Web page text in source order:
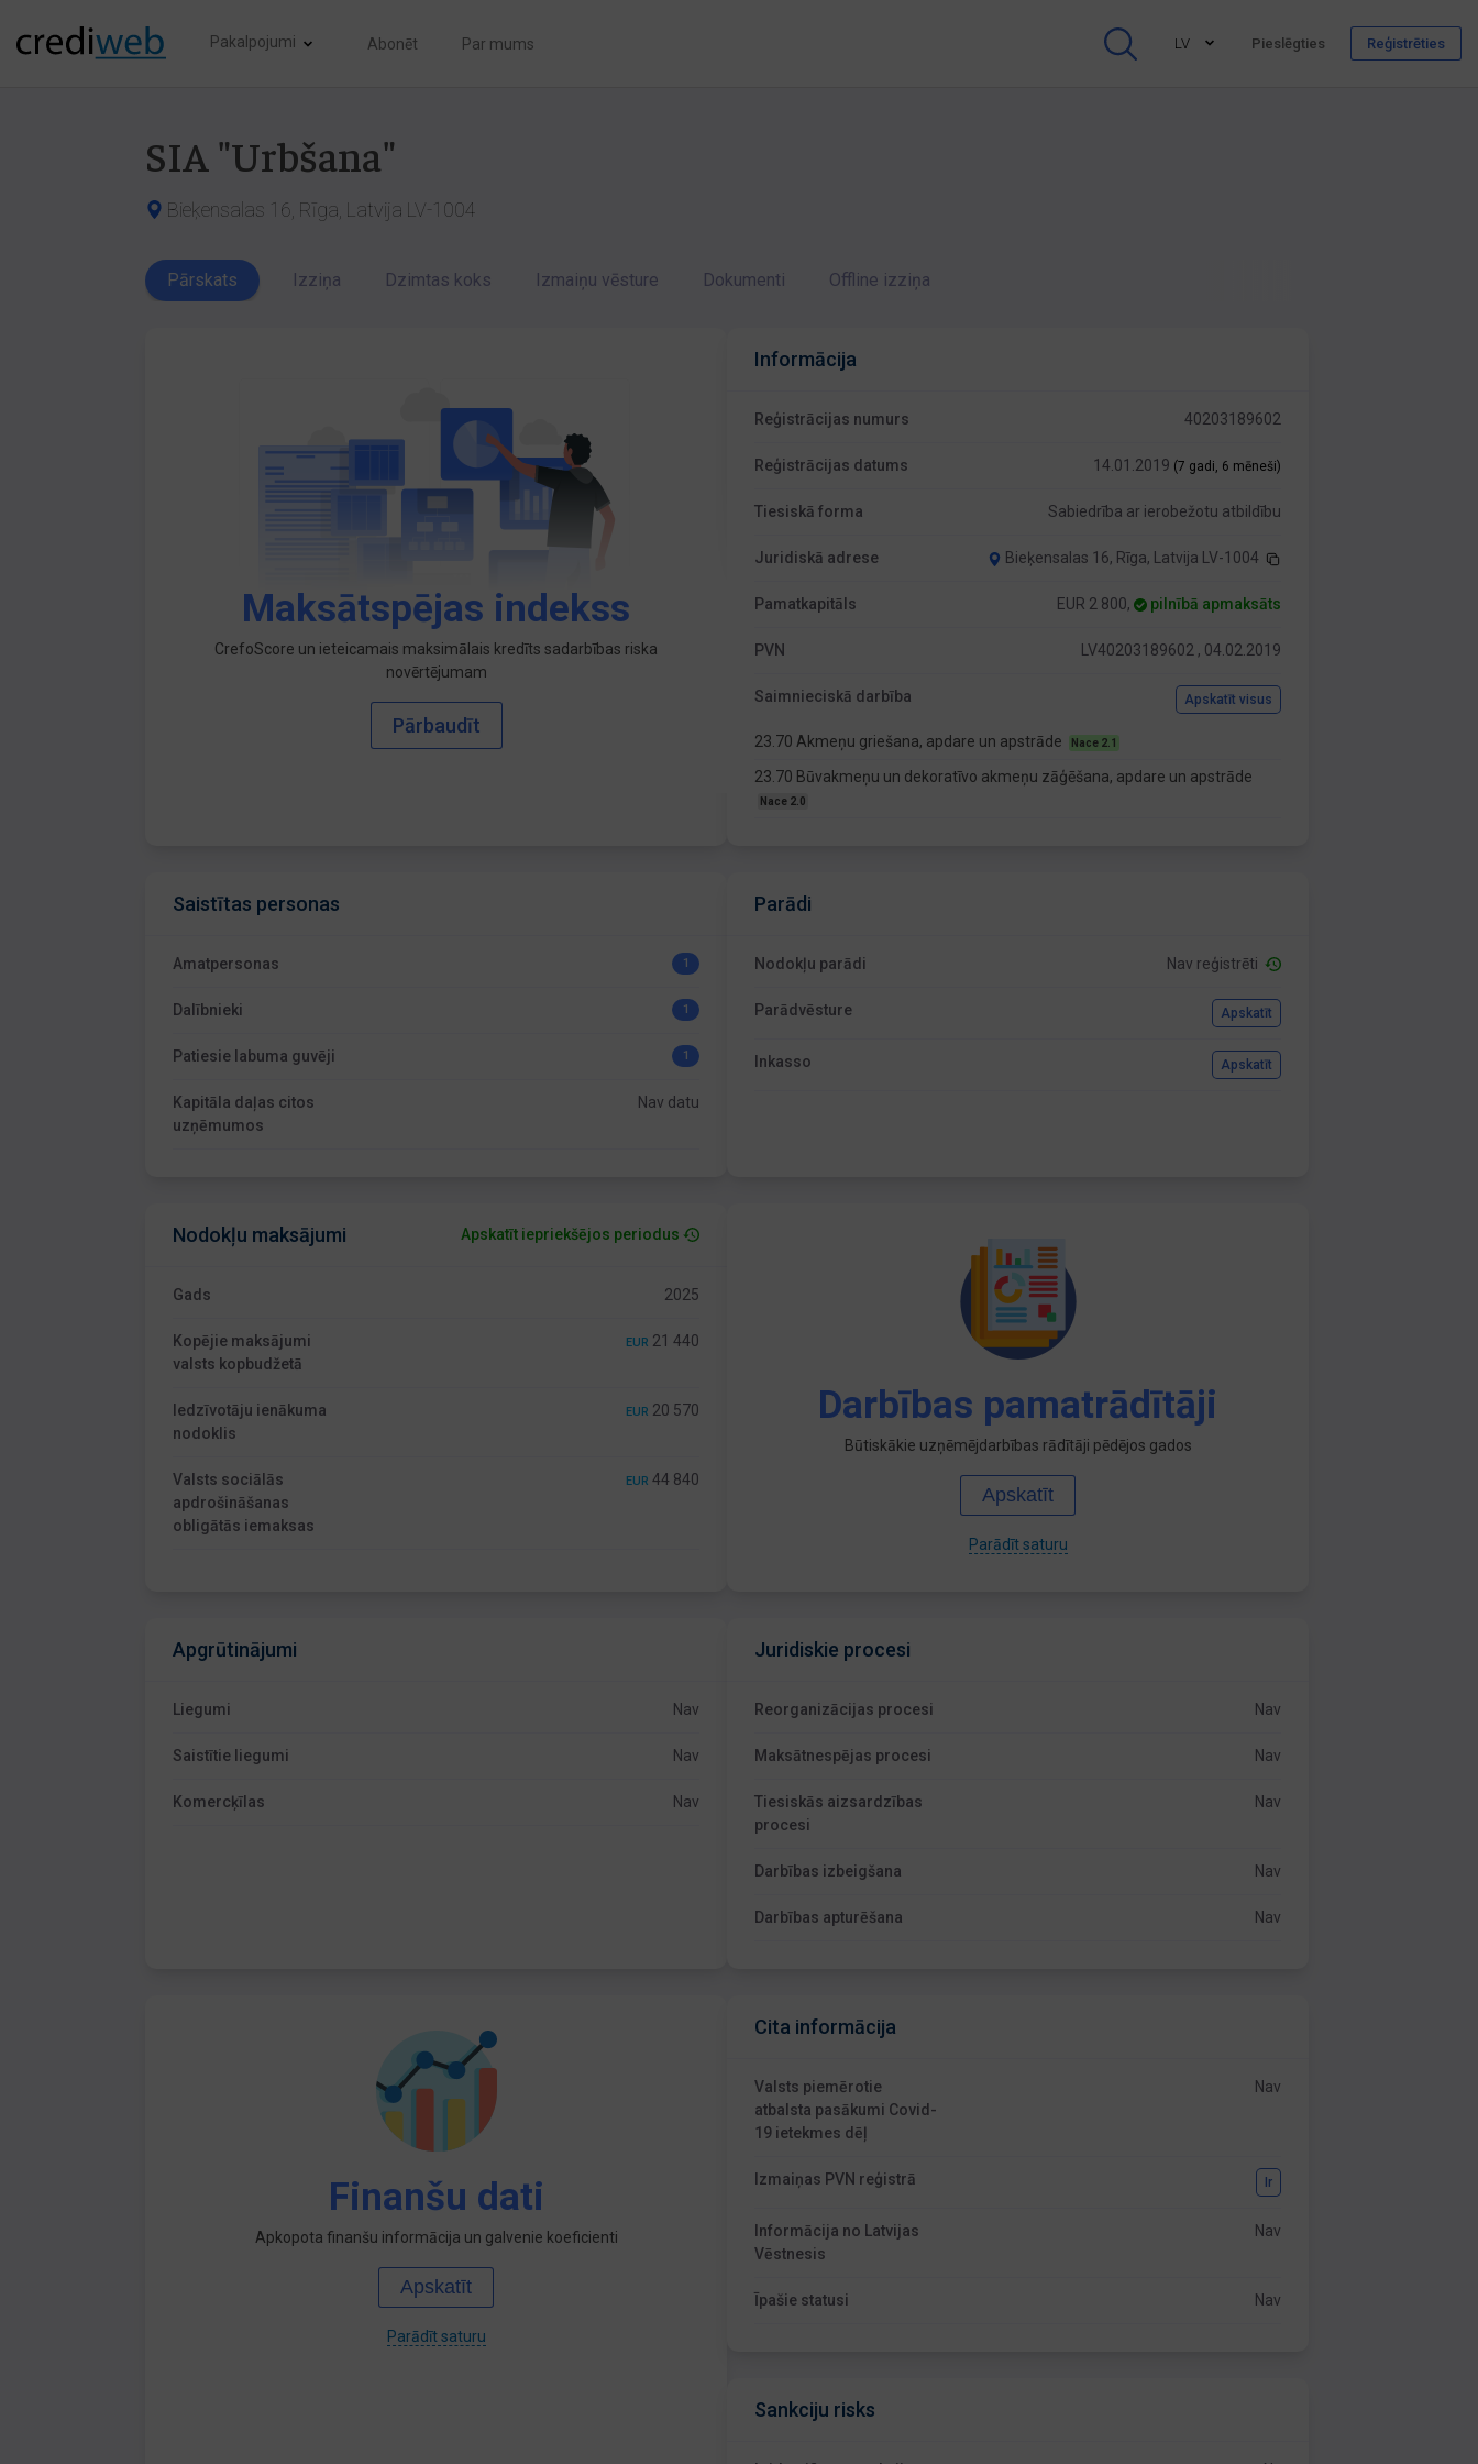
Pakalpojumi Abonēt Par mums LV Pieslēgties Reģistrēties
SIA "Urbšana"
Bieķensalas 16, Rīga, Latvija LV-1004
Pārskats Izziņa Dzimtas koks Izmaiņu vēsture Dokumenti Offline izziņa
Maksātspējas indekss
CrefoScore un ieteicamais maksimālais kredīts sadarbības riska
novērtējumam
Pārbaudīt
Informācija
Reģistrācijas numurs 40203189602
Reģistrācijas datums 14.01.2019 (7 gadi, 6 mēneši)
Tiesiskā forma Sabiedrība ar ierobežotu atbildību
Juridiskā adrese Bieķensalas 16, Rīga, Latvija LV-1004
Pamatkapitāls EUR 2 800, pilnībā apmaksāts
PVN LV40203189602 , 04.02.2019
Saimnieciskā darbība Apskatīt visus
23.70 Akmeņu griešana, apdare un apstrāde Nace 2.1
23.70 Būvakmeņu un dekoratīvo akmeņu zāģēšana, apdare un apstrāde
Nace 2.0
Saistītas personas
Amatpersonas 1
Dalībnieki 1
Patiesie labuma guvēji 1
Kapitāla daļas citos
uzņēmumos
Nav datu
Parādi
Nodokļu parādi Nav reģistrēti
Parādvēsture Apskatīt
Inkasso Apskatīt
Nodokļu maksājumi Apskatīt iepriekšējos periodus
Gads 2025
Kopējie maksājumi
valsts kopbudžetā
EUR 21 440
Iedzīvotāju ienākuma
nodoklis
EUR 20 570
Valsts sociālās
apdrošināšanas
obligātās iemaksas
EUR 44 840
Darbības pamatrādītāji
Būtiskākie uzņēmējdarbības rādītāji pēdējos gados
Apskatīt
Parādīt saturu
Apgrūtinājumi
Liegumi Nav
Saistītie liegumi Nav
Komercķīlas Nav
Juridiskie procesi
Reorganizācijas procesi Nav
Maksātnespējas procesi Nav
Tiesiskās aizsardzības
procesi
Nav
Darbības izbeigšana Nav
Darbības apturēšana Nav
Finanšu dati
Apkopota finanšu informācija un galvenie koeficienti
Apskatīt
Parādīt saturu
Cita informācija
Valsts piemērotie
atbalsta pasākumi Covid-
19 ietekmes dēļ
Nav
Izmaiņas PVN reģistrā Ir
Informācija no Latvijas
Vēstnesis
Nav
Īpašie statusi Nav
Sankciju risks